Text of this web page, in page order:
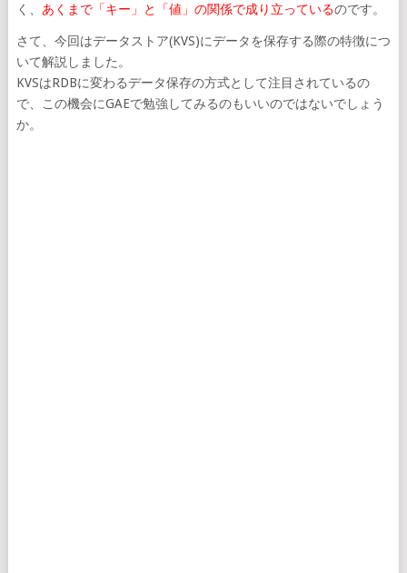
く、 あくまで「キー」と「値」の関係で成り立っているのです。
さて、今回はデータストア(KVS)にデータを保存する際の特徴につ
いて解説しました。
KVSはRDBに変わるデータ保存の方式として注目されているの
で、この機会にGAEで勉強してみるのもいいのではないでしょう
か。